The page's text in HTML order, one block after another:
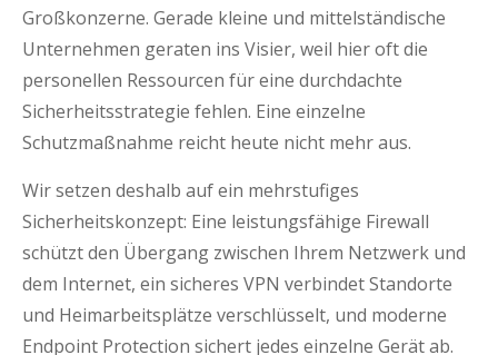
Großkonzerne. Gerade kleine und mittelständische
Unternehmen geraten ins Visier, weil hier oft die
personellen Ressourcen für eine durchdachte
Sicherheitsstrategie fehlen. Eine einzelne
Schutzmaßnahme reicht heute nicht mehr aus.
Wir setzen deshalb auf ein mehrstufiges
Sicherheitskonzept: Eine leistungsfähige Firewall
schützt den Übergang zwischen Ihrem Netzwerk und
dem Internet, ein sicheres VPN verbindet Standorte
und Heimarbeitsplätze verschlüsselt, und moderne
Endpoint Protection sichert jedes einzelne Gerät ab.